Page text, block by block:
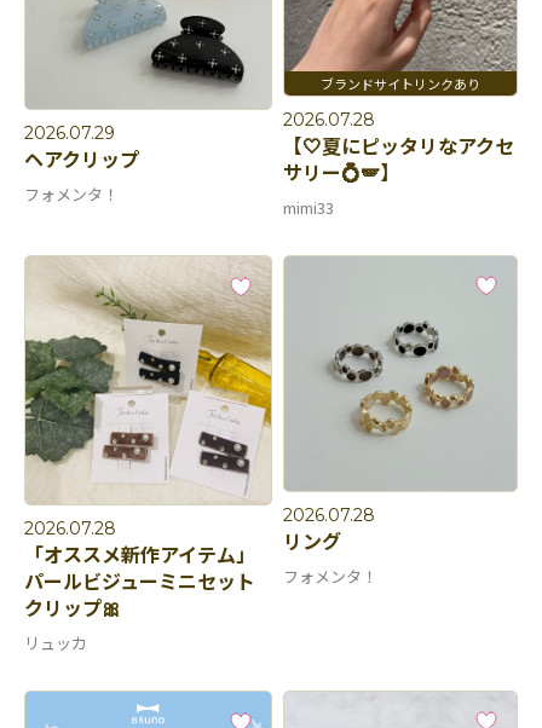
2026.07.29
ヘアクリップ
フォメンタ！
2026.07.28
【🤍夏にピッタリなアクセ
サリー💍🪽】
mimi33
2026.07.28
「オススメ新作アイテム」
パールビジューミニセット
クリップ🎀
リュッカ
2026.07.28
リング
フォメンタ！